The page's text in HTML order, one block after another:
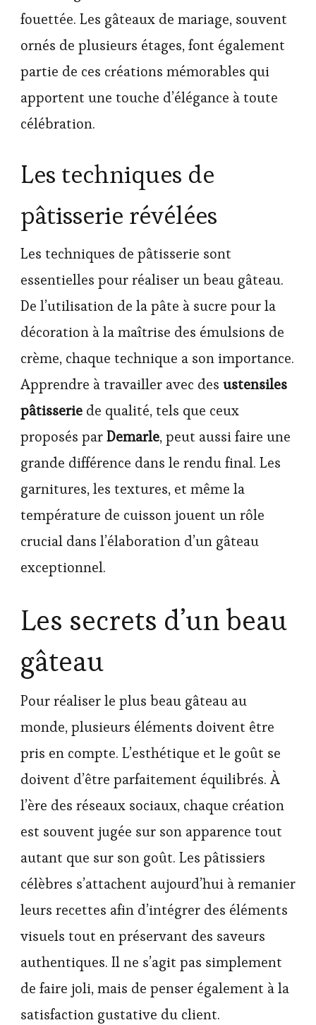
fouettée. Les gâteaux de mariage, souvent
ornés de plusieurs étages, font également
partie de ces créations mémorables qui
apportent une touche d’élégance à toute
célébration.
Les techniques de
pâtisserie révélées
Les techniques de pâtisserie sont
essentielles pour réaliser un beau gâteau.
De l’utilisation de la pâte à sucre pour la
décoration à la maîtrise des émulsions de
crème, chaque technique a son importance.
Apprendre à travailler avec des ustensiles
pâtisserie de qualité, tels que ceux
proposés parDemarle, peut aussi faire une
grande différence dans le rendu final. Les
garnitures, les textures, et même la
température de cuisson jouent un rôle
crucial dans l’élaboration d’un gâteau
exceptionnel.
Les secrets d’un beau
gâteau
Pour réaliser le plus beau gâteau au
monde, plusieurs éléments doivent être
pris en compte. L’esthétique et le goût se
doivent d’être parfaitement équilibrés. À
l’ère des réseaux sociaux, chaque création
est souvent jugée sur son apparence tout
autant que sur son goût. Les pâtissiers
célèbres s’attachent aujourd’hui à remanier
leurs recettes afin d’intégrer des éléments
visuels tout en préservant des saveurs
authentiques. Il ne s’agit pas simplement
de faire joli, mais de penser également à la
satisfaction gustative du client.